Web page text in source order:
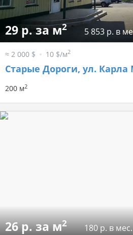
29 р. за м2 5 853 р. в
≈ 2 000 $ 10 $/м2
Старые Дороги, ул. Карла
200 м2
26 р. за м2 180 р. в мес.